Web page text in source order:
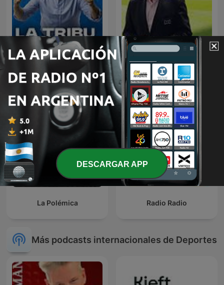
La Tribu con Raúl Varela
Palabras Mayores - Carlos
Antonio Vélez
La Polémica Radio Radio
Más podcasts internacionales de Deportes
DESCARGAR APP